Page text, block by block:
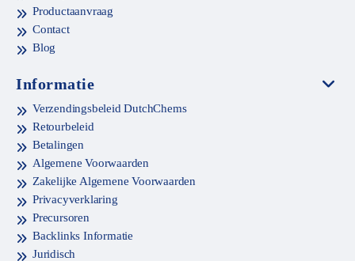
Productaanvraag
Contact
Blog
Informatie
Verzendingsbeleid DutchChems
Retourbeleid
Betalingen
Algemene Voorwaarden
Zakelijke Algemene Voorwaarden
Privacyverklaring
Precursoren
Backlinks Informatie
Juridisch